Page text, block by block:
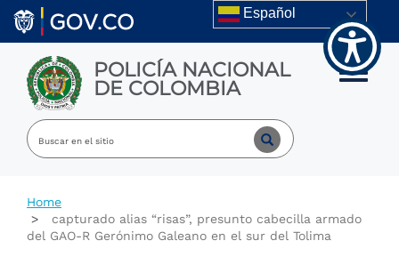
Welcome
All
Accessibility
screen
reader.
Accessibility
Skip to main content Español
POLICÍA NACIONAL
DE COLOMBIA Toggle
Home
capturado alias “risas”, presunto cabecilla armado
del GAO-R Gerónimo Galeano en el sur del Tolima